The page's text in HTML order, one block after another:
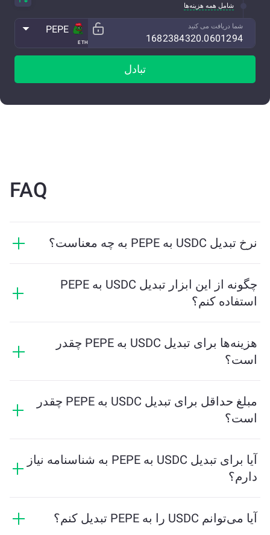
شامل همه هزینه‌ها
شما دریافت می کنید
ETH
PEPE
تبادل
FAQ
نرخ تبدیل USDC به PEPE به چه معناست؟
دریافت خواهید کرد. این نرخ براساس شرایط بازار، عرضه و
تقاضا، و نقدینگی تغییر می‌کند.
چگونه از این ابزار تبدیل USDC به PEPE
استفاده کنم؟
ابزار مقدار تخمینی PEPE دریافتی را محاسبه خواهد کرد.
سپس مراحل را دنبال کنید تا تراکنش کامل شود.
هزینه‌ها برای تبدیل USDC به PEPE چقدر
است؟
متفاوت است. ChangeNOW نرخ‌های رقابتی را بدون
هزینه‌های پنهان ارائه می‌دهد، و مبلغ نهایی قبل از تایید
مبلغ حداقل برای تبدیل USDC به PEPE چقدر
است؟
پلتفرم به‌طور خودکار حداقل مبلغ مورد نیاز برای تضمین
انجام تراکنش روان را محاسبه می‌کند. اما در بیشتر موارد،
آیا برای تبدیل USDC به PEPE به شناسنامه نیاز
دارم؟
فرایند را سریع و ناشناس می‌کند. با این حال، اگر واردآیا می‌توانم USDC را به PEPE تبدیل کنم؟